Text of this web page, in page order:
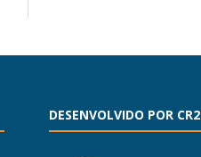
DESENVOLVIDO POR CR2